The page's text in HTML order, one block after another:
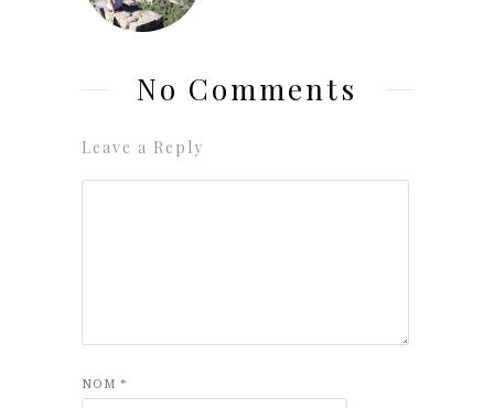
No Comments
Leave a Reply
NOM *